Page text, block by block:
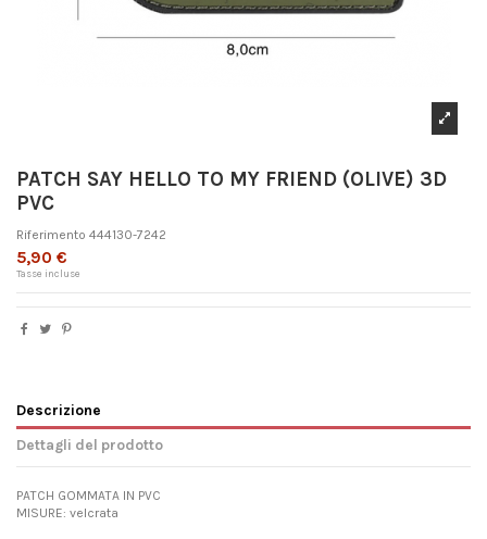
PATCH SAY HELLO TO MY FRIEND (OLIVE) 3D
PVC
Riferimento 444130-7242
5,90 €
Tasse incluse
Descrizione
Dettagli del prodotto
PATCH GOMMATA IN PVC
MISURE: velcrata